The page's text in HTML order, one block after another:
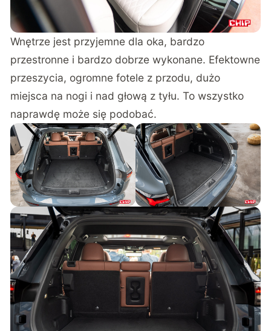
Wnętrze jest przyjemne dla oka, bardzo
przestronne i bardzo dobrze wykonane. Efektowne
przeszycia, ogromne fotele z przodu, dużo
miejsca na nogi i nad głową z tyłu. To wszystko
naprawdę może się podobać.